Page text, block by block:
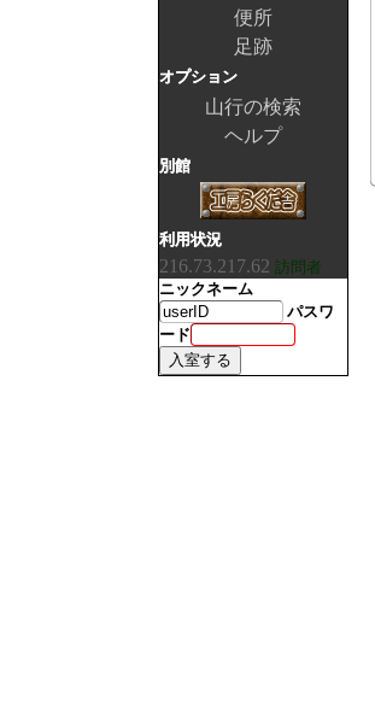
便所
足跡
オプション
山行の検索
ヘルプ
別館
利用状況
216.73.217.62 訪問者
ニックネーム
パスワ
ード